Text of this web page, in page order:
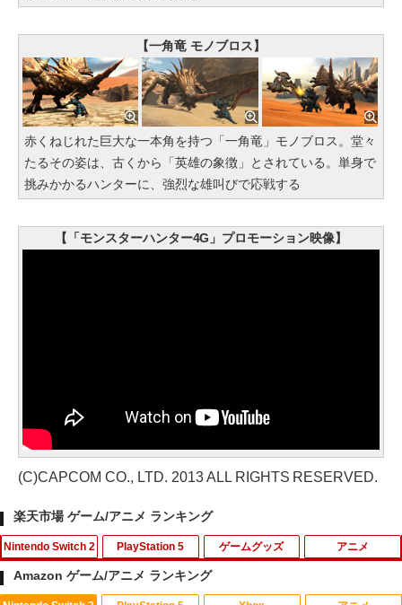
【一角竜 モノブロス】
赤くねじれた巨大な一本角を持つ「一角竜」モノブロス。堂々
たるその姿は、古くから「英雄の象徴」とされている。単身で
挑みかかるハンターに、強烈な雄叫びで応戦する
【「モンスターハンター4G」プロモーション映像】
(C)CAPCOM CO., LTD. 2013 ALL RIGHTS RESERVED.
楽天市場 ゲーム/アニメ ランキング
Nintendo Switch 2 PlayStation 5 ゲームグッズ アニメ
Amazon ゲーム/アニメ ランキング